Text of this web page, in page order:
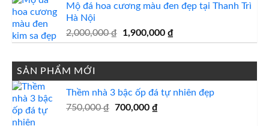
Mộ đá hoa cương màu đen đẹp tại Thanh Trì
Hà Nội
2,000,000₫
Giá
gốc
1,900,000 ₫Giá
hiện
1,900,000 ₫.
SẢN PHẨM MỚI
Thềm nhà 3 bậc ốp đá tự nhiên đẹp
750,000₫ Giá
700,000 ₫Giá